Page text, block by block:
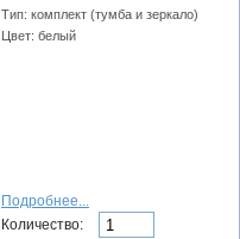
Тип: комплект (тумба и зеркало)
Цвет: белый
Подробнее...
Количество: